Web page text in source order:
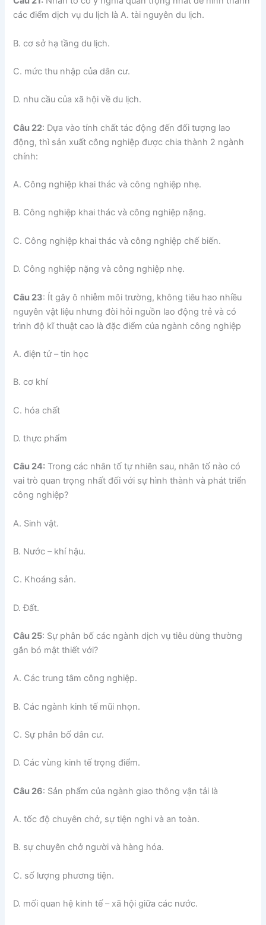
các điểm dịch vụ du lịch là A. tài nguyên du lịch.
B. cơ sở hạ tầng du lịch.
C. mức thu nhập của dân cư.
D. nhu cầu của xã hội về du lịch.
Câu 22: Dựa vào tính chất tác động đến đối tượng lao
động, thì sản xuất công nghiệp được chia thành 2 ngành
chính:
A. Công nghiệp khai thác và công nghiệp nhẹ.
B. Công nghiệp khai thác và công nghiệp nặng.
C. Công nghiệp khai thác và công nghiệp chế biến.
D. Công nghiệp nặng và công nghiệp nhẹ.
Câu 23: Ít gây ô nhiễm môi trường, không tiêu hao nhiều
nguyên vật liệu nhưng đòi hỏi nguồn lao động trẻ và có
trình độ kĩ thuật cao là đặc điểm của ngành công nghiệp
A. điện tử – tin học
B. cơ khí
C. hóa chất
D. thực phẩm
Câu 24: Trong các nhân tố tự nhiên sau, nhân tố nào có
vai trò quan trọng nhất đối với sự hình thành và phát triển
công nghiệp?
A. Sinh vật.
B. Nước – khí hậu.
C. Khoáng sản.
D. Đất.
Câu 25: Sự phân bố các ngành dịch vụ tiêu dùng thường
gắn bó mật thiết với?
A. Các trung tâm công nghiệp.
B. Các ngành kinh tế mũi nhọn.
C. Sự phân bố dân cư.
D. Các vùng kinh tế trọng điểm.
Câu 26: Sản phẩm của ngành giao thông vận tải là
A. tốc độ chuyên chở, sự tiện nghi và an toàn.
B. sự chuyên chở người và hàng hóa.
C. số lượng phương tiện.
D. mối quan hệ kinh tế – xã hội giữa các nước.